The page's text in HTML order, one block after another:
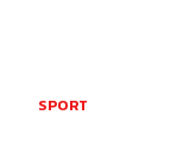
SPORT